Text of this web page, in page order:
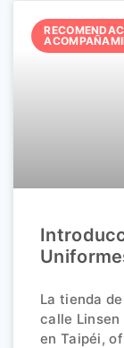
La tienda
calle
en Taipéi,